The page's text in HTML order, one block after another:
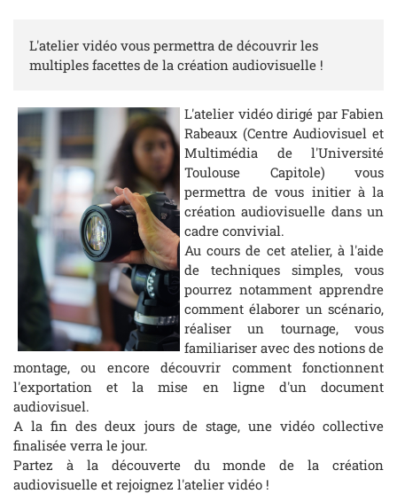
L'atelier vidéo vous permettra de découvrir les
multiples facettes de la création audiovisuelle !
L'atelier vidéo dirigé par Fabien
Rabeaux (Centre Audiovisuel et
Multimédia de l'Université
Toulouse Capitole) vous
permettra de vous initier à la
création audiovisuelle dans un
cadre convivial.
Au cours de cet atelier, à l'aide
de techniques simples, vous
pourrez notamment apprendre
comment élaborer un scénario,
réaliser un tournage, vous
familiariser avec des notions de
montage, ou encore découvrir comment fonctionnent
l'exportation et la mise en ligne d'un document
audiovisuel.
A la fin des deux jours de stage, une vidéo collective
finalisée verra le jour.
Partez à la découverte du monde de la création
audiovisuelle et rejoignez l'atelier vidéo !